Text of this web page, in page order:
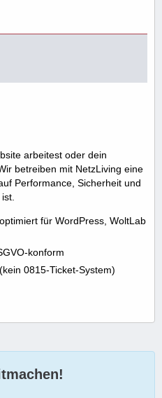
arbeitest oder dein
betreiben mit NetzLiving eine
Performance, Sicherheit und
für WordPress, WoltLab
konform
0815-Ticket-System)